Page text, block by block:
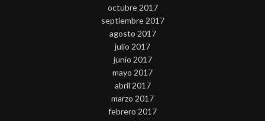
octubre 2017
septiembre 2017
agosto 2017
julio 2017
junio 2017
mayo 2017
abril 2017
marzo 2017
febrero 2017